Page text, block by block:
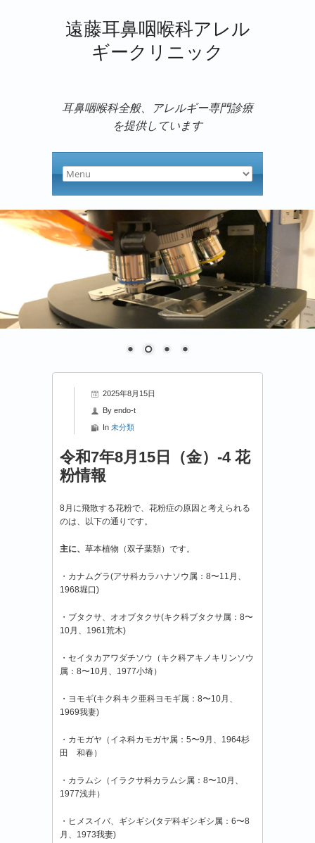
遠藤耳鼻咽喉科アレル
ギークリニック
耳鼻咽喉科全般、アレルギー専門診療
を提供しています
2025年8月15日
By endo-t
In 未分類
令和7年8月15日（金）-4 花
粉情報
8月に飛散する花粉で、花粉症の原因と考えられる
のは、以下の通りです。
主に、 草本植物（双子葉類）です。
・カナムグラ(アサ科カラハナソウ属：8〜11月、
1968堀口)
・ブタクサ、オオブタクサ(キク科ブタクサ属：8〜
10月、1961荒木)
・セイタカアワダチソウ（キク科アキノキリンソウ
属：8〜10月、1977小埼）
・ヨモギ(キク科キク亜科ヨモギ属：8〜10月、
1969我妻)
・カモガヤ（イネ科カモガヤ属：5〜9月、1964杉
田 和春）
・カラムシ（イラクサ科カラムシ属：8〜10月、
1977浅井）
・ヒメスイバ、ギシギシ(タデ科ギシギシ属：6〜8
月、1973我妻)